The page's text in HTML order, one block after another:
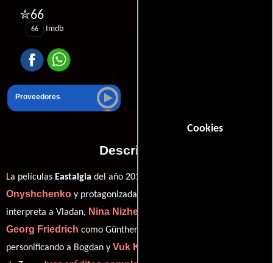
Cookies
✮66
66 Imdb
Proveedores
Descripción
La películas Eastalgia del año 2012, está dirigida por
Onyshchenko y protagonizada por
interpreta a Vladan, Nina Nizheradze
Georg Friedrich como Günther,
personificando a Bogdan y Vuk Kostic